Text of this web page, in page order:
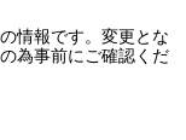
情報です。変更とな
為事前にご確認くだ